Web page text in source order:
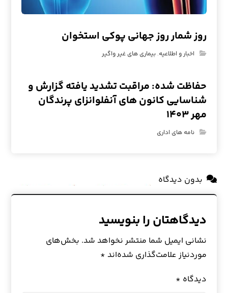
روز شمار روز جهانی پوکی استخوان
اخبار و اطلاعیه,بیماری های غیر واگیر
حفاظت شده: مراقبت تشدید یافته گزارش و
شناسایی کانون های آنفلوانزای پرندگان
مهر ۱۴۰۳
نامه های اداری
بدون دیدگاه
دیدگاهتان را بنویسید
نشانی ایمیل شما منتشر نخواهد شد. بخش‌های
موردنیاز علامت‌گذاری شده‌اند *
دیدگاه *